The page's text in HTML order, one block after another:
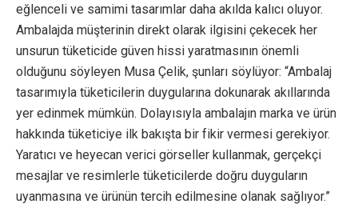
eğlenceli ve samimi tasarımlar daha akılda kalıcı oluyor.
Ambalajda müşterinin direkt olarak ilgisini çekecek her
unsurun tüketicide güven hissi yaratmasının önemli
olduğunu söyleyen Musa Çelik, şunları söylüyor: “Ambalaj
tasarımıyla tüketicilerin duygularına dokunarak akıllarında
yer edinmek mümkün. Dolayısıyla ambalajın marka ve ürün
hakkında tüketiciye ilk bakışta bir fikir vermesi gerekiyor.
Yaratıcı ve heyecan verici görseller kullanmak, gerçekçi
mesajlar ve resimlerle tüketicilerde doğru duyguların
uyanmasına ve ürünün tercih edilmesine olanak sağlıyor.”